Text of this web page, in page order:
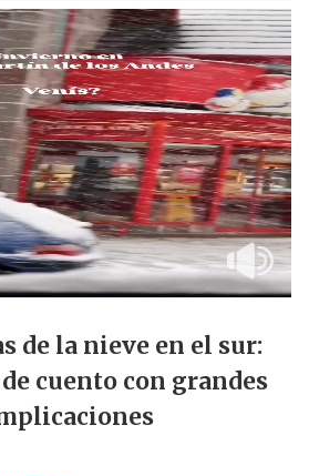
de la nieve en el sur:
cuento con grandes